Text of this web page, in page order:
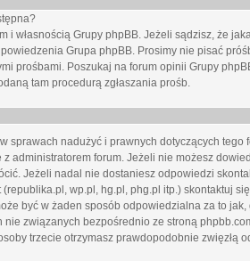
i własnością Grupy phpBB. Jeżeli sądzisz, że
Grupa phpBB. Prosimy nie pisać
prośbami. Poszukaj na forum opinii Grupy
tam procedurą zgłaszania prośb.
sprawach nadużyć i prawnych dotyczących tego
administratorem forum. Jeżeli nie możesz
Jeżeli nadal nie dostaniesz odpowiedzi
wp.pl, hg.pl, phg.pl itp.) skontaktuj
być w żaden sposób odpowiedzialna za to
nie związanych bezpośrednio ze stroną
trzecie otrzymasz prawdopodobnie zwięzłą